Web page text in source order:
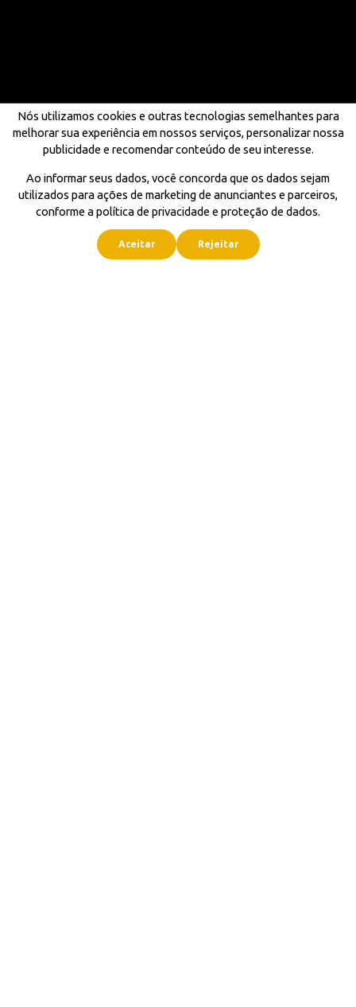
Nós utilizamos cookies e outras tecnologias semelhantes para
melhorar sua experiência em nossos serviços, personalizar nossa
publicidade e recomendar conteúdo de seu interesse.
Ao informar seus dados, você concorda que os dados sejam
utilizados para ações de marketing de anunciantes e parceiros,
conforme a política de privacidade e proteção de dados.
Aceitar Rejeitar